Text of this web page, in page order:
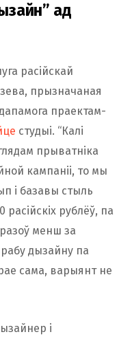
ад
расійскай
прызначаная
дапамога праектам-
студыі. “Калі
прыватніка
кампаніі, то мы
і базавы стыль
рублёў, па
разоў менш за
дызайну па
сама, варыянт не
і